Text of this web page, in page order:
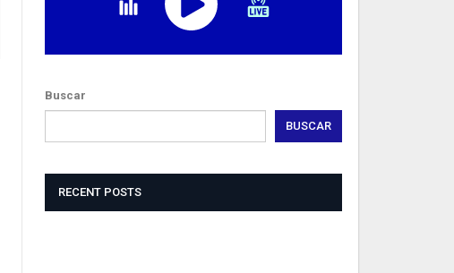
Buscar
BUSCAR
RECENT POSTS